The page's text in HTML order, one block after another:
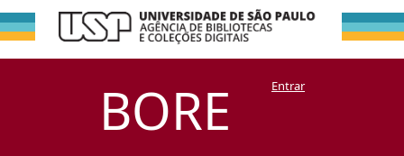
BORE
Filtrar por:
Assunto
DSpace/Manakin + CoriscoEntrar